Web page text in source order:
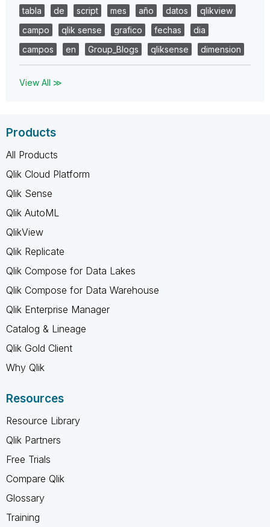
tabla
de script mes año datos
qlikview
campo
qlik sense grafico fechas
dia
campos
en Group_Blogs qliksense dimension
View All ≫
Products
All Products
Qlik Cloud Platform
Qlik Sense
Qlik AutoML
QlikView
Qlik Replicate
Qlik Compose for Data Lakes
Qlik Compose for Data Warehouse
Qlik Enterprise Manager
Catalog & Lineage
Qlik Gold Client
Why Qlik
Resources
Resource Library
Qlik Partners
Free Trials
Compare Qlik
Glossary
Training